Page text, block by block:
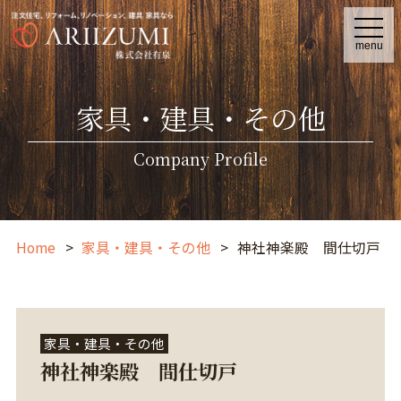
t
o
g
g
l
n
v
i
menu
家具・建具・その他
Company Profile
Home 家具・建具・その他 神社神楽殿 間仕切戸
家具・建具・その他
神社神楽殿 間仕切戸